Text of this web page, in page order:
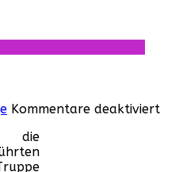
Kommentare deaktiviertfür
die